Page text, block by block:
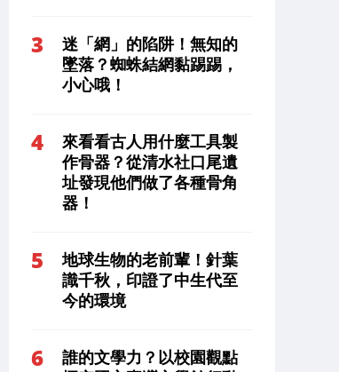
迷「網」的陷阱！無知的
墜落？蜘蛛結網黏踢踢，
小心哦！
來看看古人用什麼工具製
作骨器？從清水社口尾遺
址發現他們做了各種骨角
器！
地球生物的老前輩！針葉
識千秋，印證了中生代至
今的環境
誰的文學力？以校園觀點